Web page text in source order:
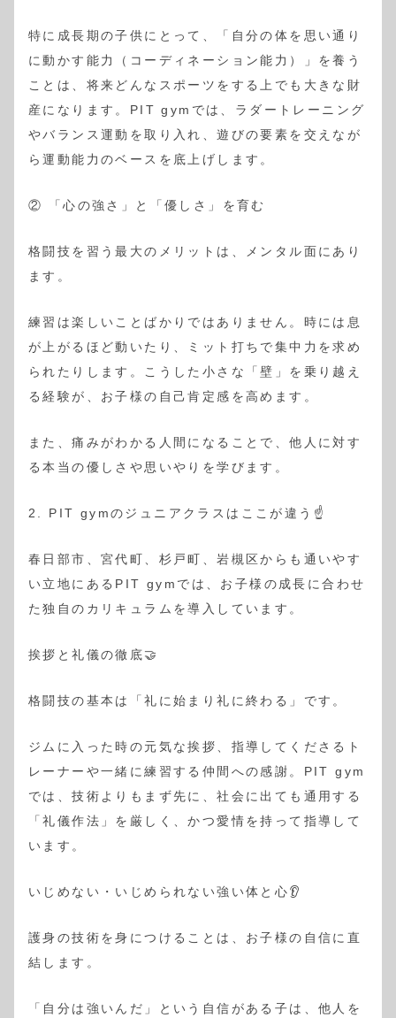
特に成長期の子供にとって、「自分の体を思い通り
に動かす能力（コーディネーション能力）」を養う
ことは、将来どんなスポーツをする上でも大きな財
産になります。PIT gymでは、ラダートレーニング
やバランス運動を取り入れ、遊びの要素を交えなが
ら運動能力のベースを底上げします。
② 「心の強さ」と「優しさ」を育む
格闘技を習う最大のメリットは、メンタル面にあり
ます。
練習は楽しいことばかりではありません。時には息
が上がるほど動いたり、ミット打ちで集中力を求め
られたりします。こうした小さな「壁」を乗り越え
る経験が、お子様の自己肯定感を高めます。
また、痛みがわかる人間になることで、他人に対す
る本当の優しさや思いやりを学びます。
2. PIT gymのジュニアクラスはここが違う☝️
春日部市、宮代町、杉戸町、岩槻区からも通いやす
い立地にあるPIT gymでは、お子様の成長に合わせ
た独自のカリキュラムを導入しています。
挨拶と礼儀の徹底🤝
格闘技の基本は「礼に始まり礼に終わる」です。
ジムに入った時の元気な挨拶、指導してくださるト
レーナーや一緒に練習する仲間への感謝。PIT gym
では、技術よりもまず先に、社会に出ても通用する
「礼儀作法」を厳しく、かつ愛情を持って指導して
います。
いじめない・いじめられない強い体と心👂
護身の技術を身につけることは、お子様の自信に直
結します。
「自分は強いんだ」という自信がある子は、他人を